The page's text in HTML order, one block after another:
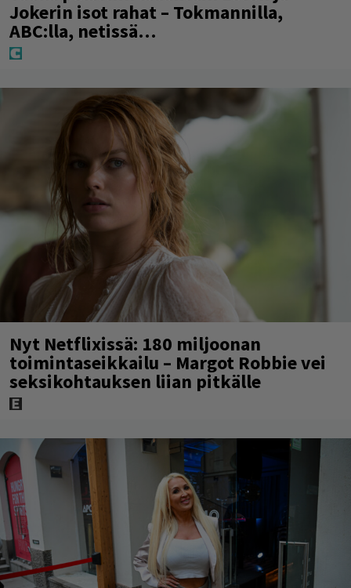
Jokerin isot rahat – Tokmannilla,
ABC:lla, netissä…
Nyt Netflixissä: 180 miljoonan
toimintaseikkailu – Margot Robbie vei
seksikohtauksen liian pitkälle